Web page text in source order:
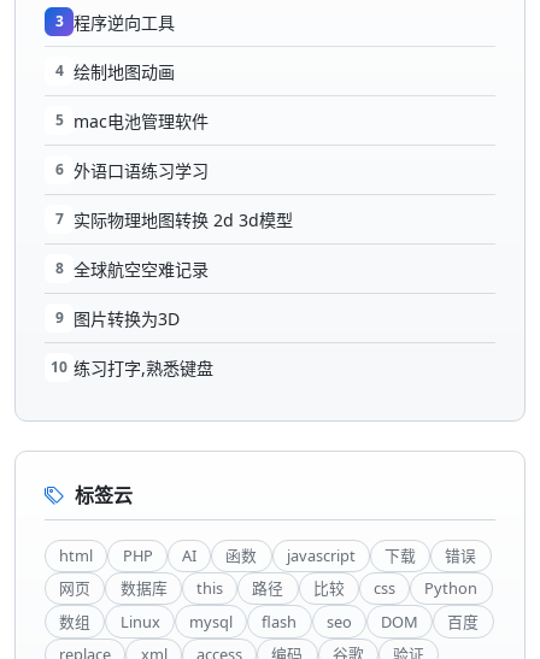
3 程序逆向工具
4 绘制地图动画
5 mac电池管理软件
6 外语口语练习学习
7 实际物理地图转换 2d 3d模型
8 全球航空空难记录
9 图片转换为3D
10 练习打字,熟悉键盘
标签云
html PHP AI 函数 javascript 下载
错误
网页
数据库 this 路径 比较 css
Python
数组
Linux mysql flash seo DOM
百度
replace
xml access 编码 谷歌 验证